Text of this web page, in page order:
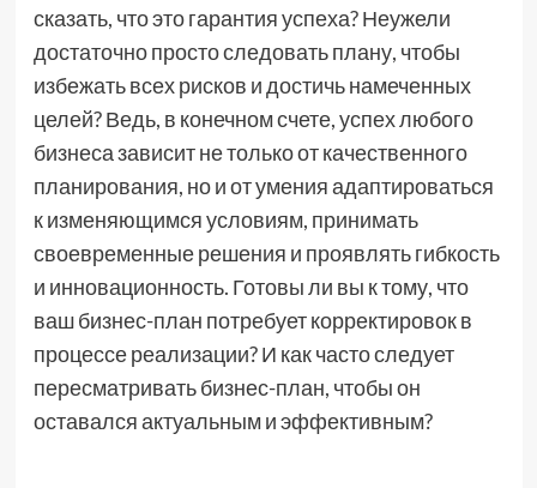
сказать, что это гарантия успеха? Неужели
достаточно просто следовать плану, чтобы
избежать всех рисков и достичь намеченных
целей? Ведь, в конечном счете, успех любого
бизнеса зависит не только от качественного
планирования, но и от умения адаптироваться
к изменяющимся условиям, принимать
своевременные решения и проявлять гибкость
и инновационность. Готовы ли вы к тому, что
ваш бизнес-план потребует корректировок в
процессе реализации? И как часто следует
пересматривать бизнес-план, чтобы он
оставался актуальным и эффективным?